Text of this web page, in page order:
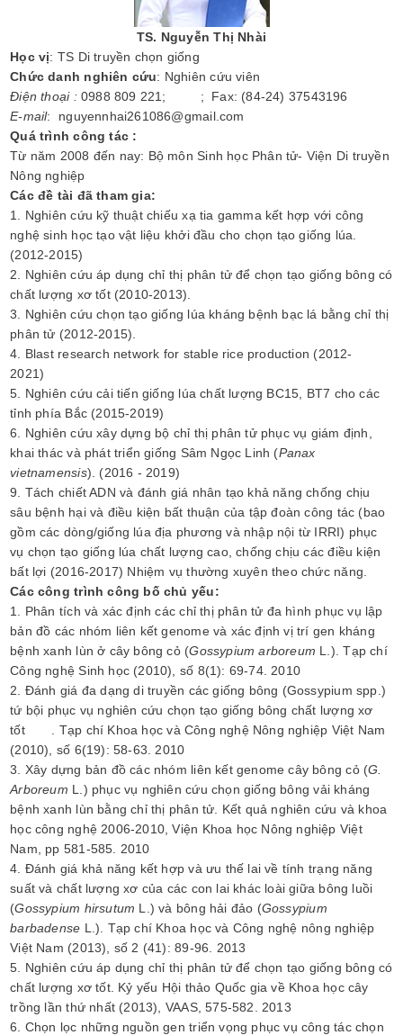
TS. Nguyễn Thị Nhài
Học vị: TS Di truyền chọn giống
Chức danh nghiên cứu: Nghiên cứu viên
Điện thoại : 0988 809 221; ; Fax: (84-24) 37543196
E-mail: nguyennhai261086@gmail.com
Quá trình công tác :
Từ năm 2008 đến nay: Bộ môn Sinh học Phân tử- Viện Di truyền
Nông nghiệp
Các đề tài đã tham gia:
1. Nghiên cứu kỹ thuật chiếu xạ tia gamma kết hợp với công
nghệ sinh học tạo vật liệu khởi đầu cho chọn tạo giống lúa.
(2012-2015)
2. Nghiên cứu áp dụng chỉ thị phân tử để chọn tạo giống bông có
chất lượng xơ tốt (2010-2013).
3. Nghiên cứu chọn tạo giống lúa kháng bệnh bạc lá bằng chỉ thị
phân tử (2012-2015).
4. Blast research network for stable rice production (2012-
2021)
5. Nghiên cứu cải tiến giống lúa chất lượng BC15, BT7 cho các
tỉnh phía Bắc (2015-2019)
6. Nghiên cứu xây dựng bộ chỉ thị phân tử phục vụ giám định,
khai thác và phát triển giống Sâm Ngọc Linh (Panax
vietnamensis). (2016 - 2019)
9. Tách chiết ADN và đánh giá nhân tạo khả năng chống chịu
sâu bệnh hại và điều kiện bất thuận của tập đoàn công tác (bao
gồm các dòng/giống lúa địa phương và nhập nội từ IRRI) phục
vụ chọn tạo giống lúa chất lượng cao, chống chịu các điều kiện
bất lợi (2016-2017) Nhiệm vụ thường xuyên theo chức năng.
Các công trình công bố chủ yếu:
1. Phân tích và xác định các chỉ thị phân tử đa hình phục vụ lập
bản đồ các nhóm liên kết genome và xác định vị trí gen kháng
bệnh xanh lùn ở cây bông cỏ (Gossypium arboreum L.). Tạp chí
Công nghệ Sinh học (2010), số 8(1): 69-74. 2010
2. Đánh giá đa dạng di truyền các giống bông (Gossypium spp.)
tứ bội phục vụ nghiên cứu chọn tạo giống bông chất lượng xơ
tốt . Tạp chí Khoa học và Công nghệ Nông nghiệp Việt Nam
(2010), số 6(19): 58-63. 2010
3. Xây dựng bản đồ các nhóm liên kết genome cây bông cỏ (G.
Arboreum L.) phục vụ nghiên cứu chọn giống bông vải kháng
bệnh xanh lùn bằng chỉ thị phân tử. Kết quả nghiên cứu và khoa
học công nghệ 2006-2010, Viện Khoa học Nông nghiệp Việt
Nam, pp 581-585. 2010
4. Đánh giá khả năng kết hợp và ưu thế lai về tính trạng năng
suất và chất lượng xơ của các con lai khác loài giữa bông luồi
(Gossypium hirsutum L.) và bông hải đảo (Gossypium
barbadense L.). Tạp chí Khoa học và Công nghệ nông nghiệp
Việt Nam (2013), số 2 (41): 89-96. 2013
5. Nghiên cứu áp dụng chỉ thị phân tử để chọn tạo giống bông có
chất lượng xơ tốt. Kỷ yếu Hội thảo Quốc gia về Khoa học cây
trồng lần thứ nhất (2013), VAAS, 575-582. 2013
6. Chọn lọc những nguồn gen triển vọng phục vụ công tác chọn